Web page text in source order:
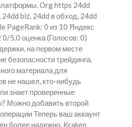
Org https 24dd
biz, 24dd в обход, 24dd
PageRank: 0 из 10 Яндекс
5.0 оценка (Голосов: 0)
на первом месте
безопасности трейдинга.
материала для
не нашел, кто-нибудь
знает проверенные
Можно добавить второй
Теперь ваш аккаунт
более надежно. Kraken